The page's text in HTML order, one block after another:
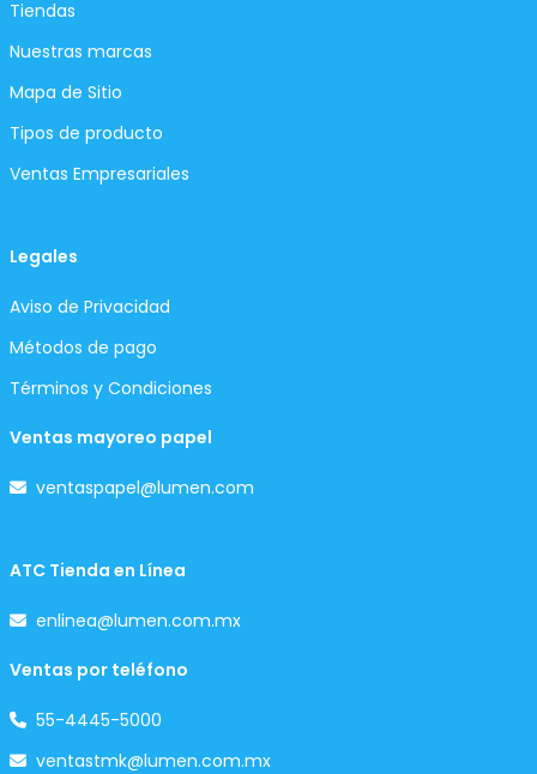
Tiendas
Nuestras marcas
Mapa de Sitio
Tipos de producto
Ventas Empresariales
Legales
Aviso de Privacidad
Métodos de pago
Términos y Condiciones
Ventas mayoreo papel
ventaspapel@lumen.com
ATC Tienda en Línea
enlinea@lumen.com.mx
Ventas por teléfono
55-4445-5000
ventastmk@lumen.com.mx